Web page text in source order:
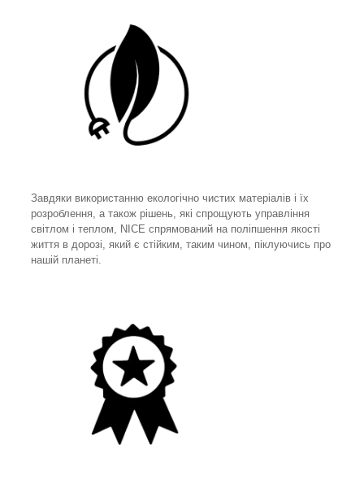
Завдяки використанню екологічно чистих матеріалів і їх
розроблення, а також рішень, які спрощують управління
світлом і теплом, NICE спрямований на поліпшення якості
життя в дорозі, який є стійким, таким чином, піклуючись про
нашій планеті.